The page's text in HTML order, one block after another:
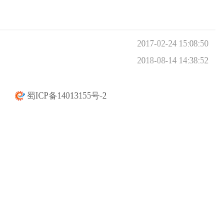
2017-02-24 15:08:50
2018-08-14 14:38:52
蜀ICP备14013155号-2